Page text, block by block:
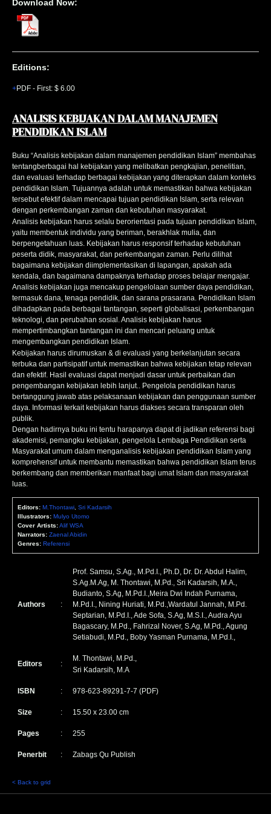
Download Now:
Editions:
PDF - First: $ 6.00
ANALISIS KEBIJAKAN DALAM MANAJEMEN
PENDIDIKAN ISLAM
Buku “Analisis kebijakan dalam manajemen pendidikan Islam” membahas
tentangberbagai hal kebijakan yang melibatkan pengkajian, penelitian,
dan evaluasi terhadap berbagai kebijakan yang diterapkan dalam konteks
pendidikan Islam. Tujuannya adalah untuk memastikan bahwa kebijakan
tersebut efektif dalam mencapai tujuan pendidikan Islam, serta relevan
dengan perkembangan zaman dan kebutuhan masyarakat.
Analisis kebijakan harus selalu berorientasi pada tujuan pendidikan Islam,
yaitu membentuk individu yang beriman, berakhlak mulia, dan
berpengetahuan luas. Kebijakan harus responsif terhadap kebutuhan
peserta didik, masyarakat, dan perkembangan zaman. Perlu dilihat
bagaimana kebijakan diimplementasikan di lapangan, apakah ada
kendala, dan bagaimana dampaknya terhadap proses belajar mengajar.
Analisis kebijakan juga mencakup pengelolaan sumber daya pendidikan,
termasuk dana, tenaga pendidik, dan sarana prasarana. Pendidikan Islam
dihadapkan pada berbagai tantangan, seperti globalisasi, perkembangan
teknologi, dan perubahan sosial. Analisis kebijakan harus
mempertimbangkan tantangan ini dan mencari peluang untuk
mengembangkan pendidikan Islam.
Kebijakan harus dirumuskan & di evaluasi yang berkelanjutan secara
terbuka dan partisipatif untuk memastikan bahwa kebijakan tetap relevan
dan efektif. Hasil evaluasi dapat menjadi dasar untuk perbaikan dan
pengembangan kebijakan lebih lanjut.. Pengelola pendidikan harus
bertanggung jawab atas pelaksanaan kebijakan dan penggunaan sumber
daya. Informasi terkait kebijakan harus diakses secara transparan oleh
publik.
Dengan hadirnya buku ini tentu harapanya dapat di jadikan referensi bagi
akademisi, pemangku kebijakan, pengelola Lembaga Pendidikan serta
Masyarakat umum dalam menganalisis kebijakan pendidikan Islam yang
komprehensif untuk membantu memastikan bahwa pendidikan Islam terus
berkembang dan memberikan manfaat bagi umat Islam dan masyarakat
luas.
Editors: M.Thontawi ,Sri Kadarsih
Illustrators: Mulyo Utomo
Cover Artists:Alif WSA
Narrators: Zaenal Abidin
Genres: Referensi
Authors :
Prof. Samsu, S.Ag., M.Pd.I., Ph.D, Dr. Dr. Abdul Halim,
S.Ag.M.Ag, M. Thontawi, M.Pd., Sri Kadarsih, M.A.,
Budianto, S.Ag, M.Pd.I.,Meira Dwi Indah Purnama,
M.Pd.I., Nining Huriati, M.Pd.,Wardatul Jannah, M.Pd.
Septarian, M.Pd.I., Ade Sofa, S.Ag, M.S.I., Audra Ayu
Bagascary, M.Pd., Fahrizal Nover, S.Ag, M.Pd., Agung
Setiabudi, M.Pd., Boby Yasman Purnama, M.Pd.I.,
Editors :
M. Thontawi, M.Pd.,
Sri Kadarsih, M.A
ISBN : 978-623-89291-7-7 (PDF)
Size : 15.50 x 23.00 cm
Pages : 255
Penerbit : Zabags Qu Publish
< Back to grid